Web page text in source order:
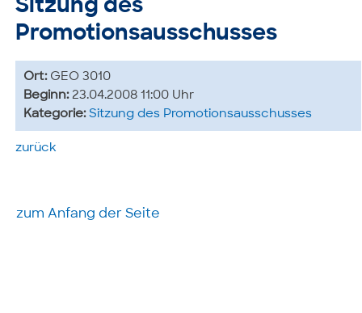
Sitzung des
Promotionsausschusses
Ort: GEO 3010
Beginn: 23.04.2008 11:00 Uhr
Kategorie: Sitzung des Promotionsausschusses
zurück
zum Anfang der Seite